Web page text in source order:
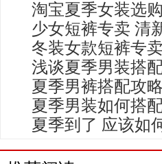
淘宝夏季女装选
少女短裤专卖 清
冬装女款短裤专
浅谈夏季男装搭
夏季男裤搭配攻
夏季男装如何搭
夏季到了 应该如